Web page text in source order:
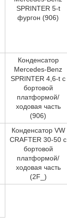
SPRINTER 5-t
фургон (906)
Конденсатор
Mercedes-Benz
SPRINTER 4,6-t c
бортовой
платформой/
ходовая часть
(906)
Конденсатор VW
CRAFTER 30-50 c
бортовой
платформой/
ходовая часть
(2F_)